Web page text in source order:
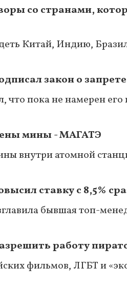
со странами,
Китай, Индию,
закон о
что пока не намерен
мины - МАГАТЭ
внутри атомной
ставку с 8,5%
бывшая топ-
работу
фильмов, ЛГБТ и